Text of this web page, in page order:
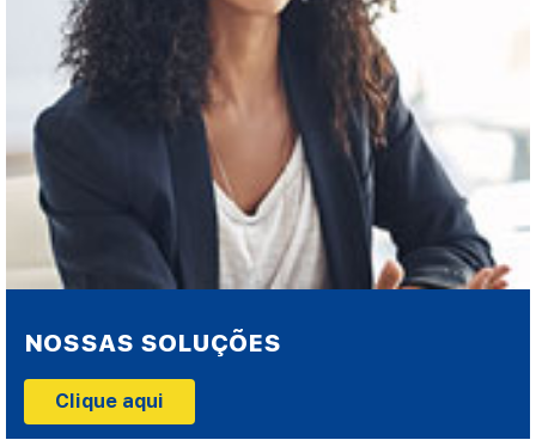
NOSSAS SOLUÇÕES
Clique aqui